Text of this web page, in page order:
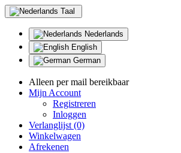
Taal
Nederlands
English
German
Alleen per mail bereikbaar
Mijn Account
Registreren
Inloggen
Verlanglijst (0)
Winkelwagen
Afrekenen